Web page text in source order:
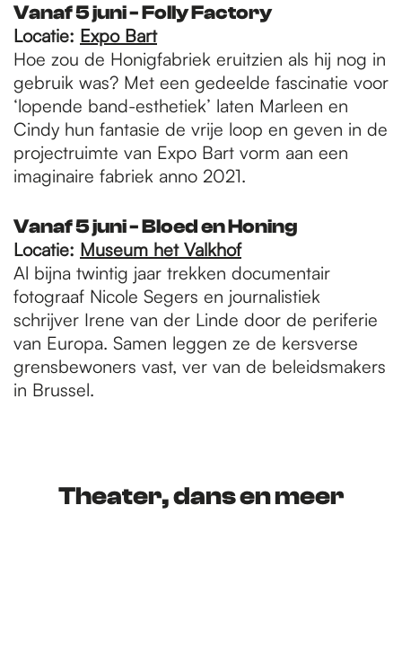
Vanaf 5 juni - Folly Factory
Locatie: Expo Bart
Hoe zou de Honigfabriek eruitzien als hij nog in
gebruik was? Met een gedeelde fascinatie voor
‘lopende band-esthetiek’ laten Marleen en
Cindy hun fantasie de vrije loop en geven in de
projectruimte van Expo Bart vorm aan een
imaginaire fabriek anno 2021.
Vanaf 5 juni - Bloed en Honing
Locatie: Museum het Valkhof
Al bijna twintig jaar trekken documentair
fotograaf Nicole Segers en journalistiek
schrijver Irene van der Linde door de periferie
van Europa. Samen leggen ze de kersverse
grensbewoners vast, ver van de beleidsmakers
in Brussel.
Theater, dans en meer